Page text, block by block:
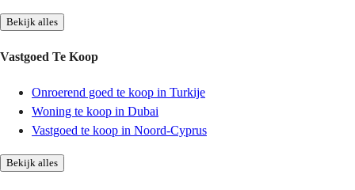
Bekijk alles
Vastgoed Te Koop
Onroerend goed te koop in Turkije
Woning te koop in Dubai
Vastgoed te koop in Noord-Cyprus
Bekijk alles